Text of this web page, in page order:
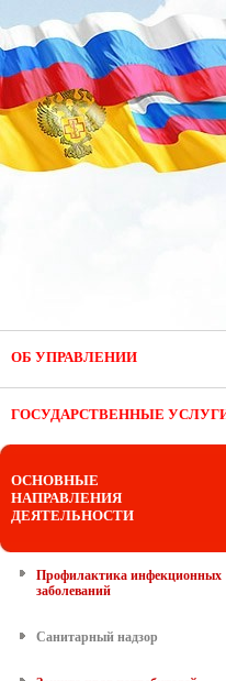
ОБ УПРАВЛЕНИИ
ГОСУДАРСТВЕННЫЕ
ОСНОВНЫЕ
НАПРАВЛЕНИЯ
ДЕЯТЕЛЬНОСТИ
Профилактика инфекционных
заболеваний
Санитарный надзор